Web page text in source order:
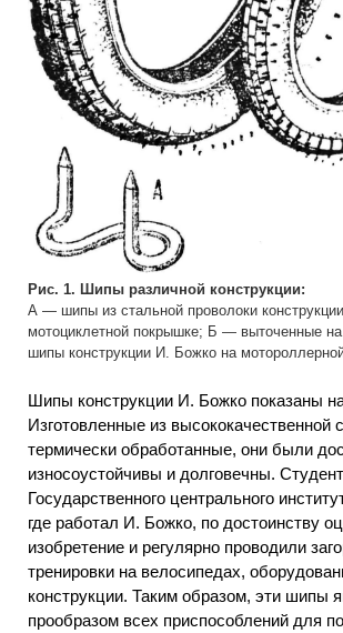
Рис. 1. Шипы различной конструкции:
А — шипы из стальной проволоки
мотоциклетной покрышке; Б — выточенные на
шипы конструкции И. Божко на
Шипы конструкции И. Божко показаны
Изготовленные из высококачественной
термически обработанные, они были
износоустойчивы и долговечны.
Государственного центрального
где работал И. Божко, по достоинству
изобретение и регулярно проводили
тренировки на велосипедах,
конструкции. Таким образом, эти шипы
прообразом всех приспособлений для